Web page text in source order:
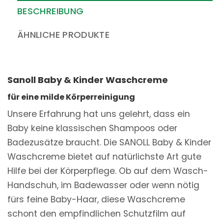
BESCHREIBUNG
ÄHNLICHE PRODUKTE
Sanoll Baby & Kinder Waschcreme
für eine milde Körperreinigung
Unsere Erfahrung hat uns gelehrt, dass ein
Baby keine klassischen Shampoos oder
Badezusätze braucht. Die SANOLL Baby & Kinder
Waschcreme bietet auf natürlichste Art gute
Hilfe bei der Körperpflege. Ob auf dem Wasch-
Handschuh, im Badewasser oder wenn nötig
fürs feine Baby-Haar, diese Waschcreme
schont den empfindlichen Schutzfilm auf